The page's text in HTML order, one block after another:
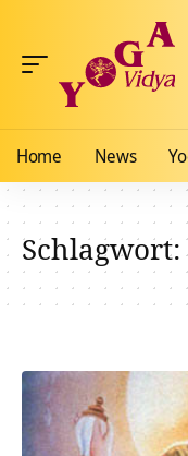
Home News
Schlagwort: